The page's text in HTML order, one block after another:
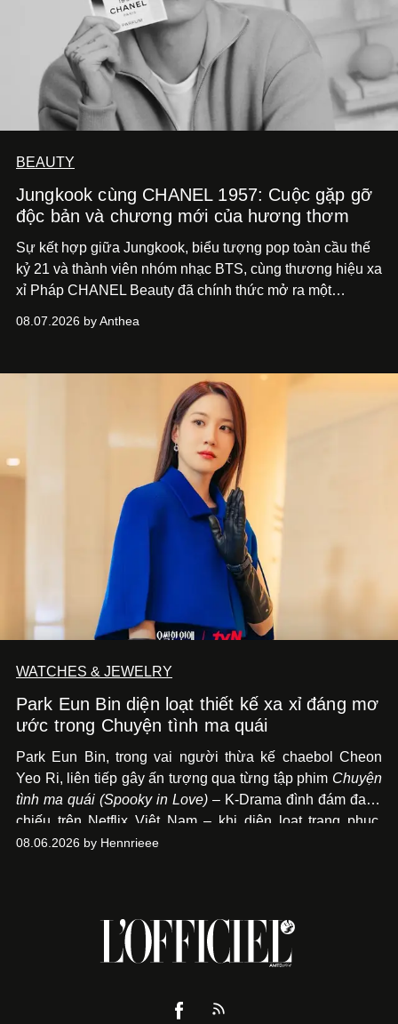
BEAUTY
Jungkook cùng CHANEL 1957: Cuộc gặp gỡ
độc bản và chương mới của hương thơm
Sự kết hợp giữa Jungkook, biểu tượng pop toàn cầu thế
kỷ 21 và thành viên nhóm nhạc BTS, cùng thương hiệu xa
xỉ Pháp CHANEL Beauty đã chính thức mở ra một
08.07.2026 by Anthea
WATCHES & JEWELRY
Park Eun Bin diện loạt thiết kế xa xỉ đáng mơ
ước trong Chuyện tình ma quái
Park Eun Bin, trong vai người thừa kế chaebol Cheon
Yeo Ri, liên tiếp gây ấn tượng qua từng tập phim Chuyện
tình ma quái (Spooky in Love) – K-Drama đình đám đang
chiếu trên Netflix Việt Nam – khi diện loạt trang phục,
đồng hồ & trang sức xa xỉ tương xứng với địa vị trên màn
08.06.2026 by Hennrieee